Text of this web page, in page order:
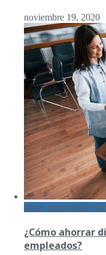
noviembre 19, 2020
ideas, innovación,
¿Cómo ahorrar
empleados?